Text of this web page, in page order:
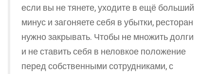
если вы не тянете, уходите в ещё больший
минус и загоняете себя в убытки, ресторан
нужно закрывать. Чтобы не множить долги
и не ставить себя в неловкое положение
перед собственными сотрудниками, с